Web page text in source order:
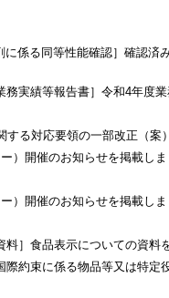
係る同等性能確認］確認
実績等報告書］令和4年度業
る対応要領の一部改正（
）開催のお知らせを掲載しま
）開催のお知らせを掲載しま
］食品表示についての資料
約束に係る物品等又は特